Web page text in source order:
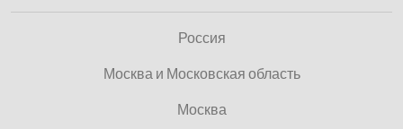
Россия
Москва и Московская область
Москва